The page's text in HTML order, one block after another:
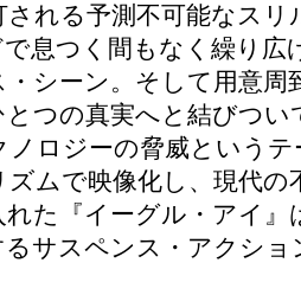
れる予測不可能なスリ
息つく間もなく繰り広
シーン。そして用意周
つの真実へと結びつい
ノロジーの脅威という
ムで映像化し、現代の
た『イーグル・アイ』
サスペンス・アクショ